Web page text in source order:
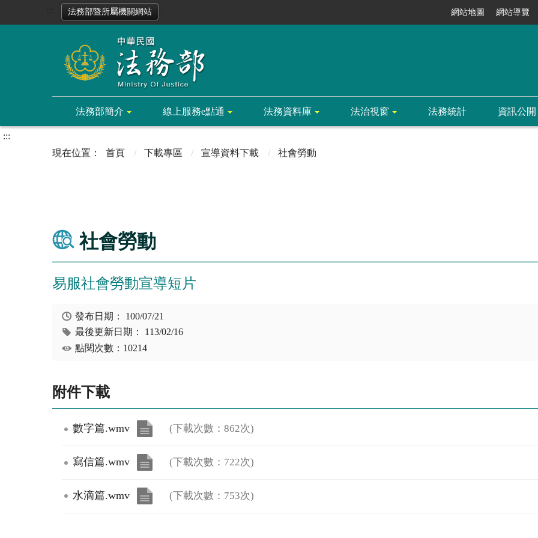
法務部暨所屬機關網站 網站地圖 網站導覽
法務部簡介 線上服務e點通 法務資料庫 法治視窗 法務統計 資訊公開
:::
首頁
下載專區 宣導資料下載 社會勞動
社會勞動
易服社會勞動宣導短片
發布日期： 100/07/21
最後更新日期： 113/02/16
點閱次數：10214
附件下載
數字篇.wmv (下載次數：862次)
寫信篇.wmv (下載次數：722次)
水滴篇.wmv (下載次數：753次)